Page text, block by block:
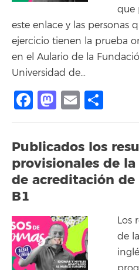
que
este enlace y las personas
ejercicio tienen la prueba
en el Aulario de la
Universidad de…
Facebook
Mastodon
Email
Publicados los
provisionales de
de acreditación
B1
Los
de